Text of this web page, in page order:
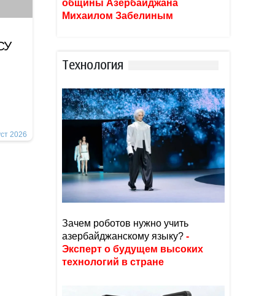
2026
общины Азербайджана
Михаилом Забелиным
Тexнoлoгия
Зачем роботов нужно учить
азербайджанскому языку? -
Эксперт о будущем высоких
технологий в стране